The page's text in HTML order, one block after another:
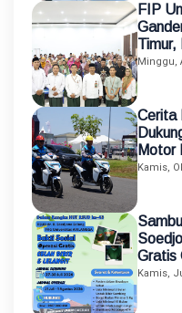
FIP
Timur,
Minggu,
Cerita
Motor
Kamis,
Gratis
Langit
Kamis,